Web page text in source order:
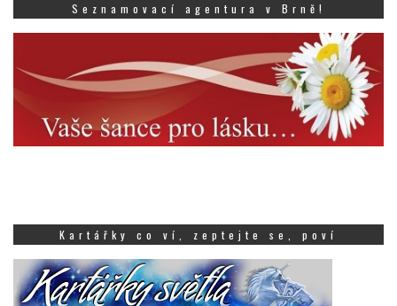
Seznamovací agentura v Brně!
Kartářky co ví, zeptejte se, poví